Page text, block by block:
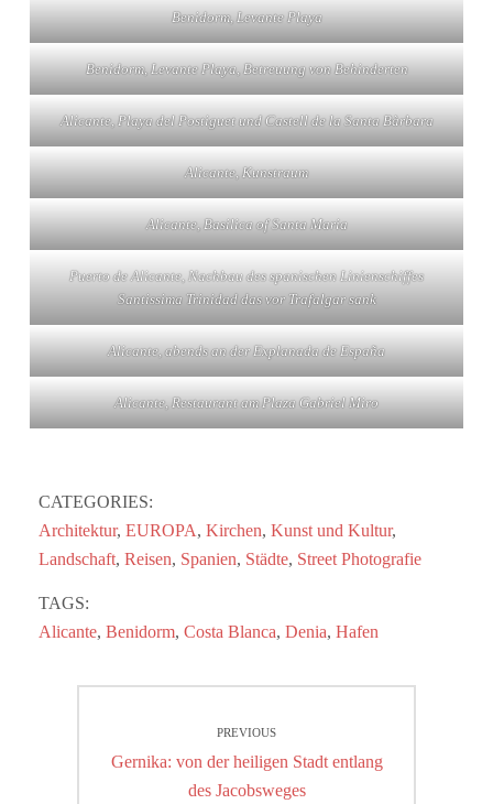
Benidorm, Levante Playa
Benidorm, Levante Playa, Betreuung von Behinderten
Alicante, Playa del Postiguet und Castell de la Santa Bàrbara
Alicante, Kunstraum
Alicante, Basilica of Santa Maria
Puerto de Alicante, Nachbau des spanischen Linienschiffes
Santissima Trinidad das vor Trafalgar sank
Alicante, abends an der Explanada de España
Alicante, Restaurant am Plaza Gabriel Miro
CATEGORIES:
Architektur, EUROPA, Kirchen, Kunst und Kultur,
Landschaft, Reisen, Spanien, Städte, Street Photografie
TAGS:
Alicante, Benidorm, Costa Blanca, Denia, Hafen
PREVIOUS
Previous
Gernika: von der heiligen Stadt entlang
des Jacobsweges